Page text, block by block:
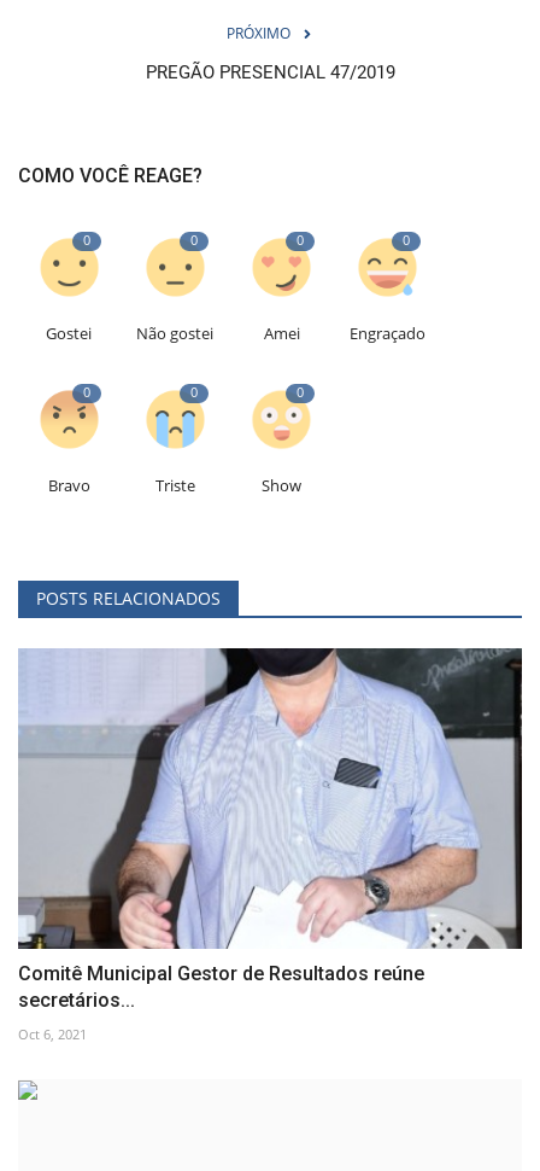
PRÓXIMO
PREGÃO PRESENCIAL 47/2019
COMO VOCÊ REAGE?
0
Gostei
0
Não gostei
0
Amei
0
Engraçado
0
Bravo
0
Triste
0
Show
POSTS RELACIONADOS
Comitê Municipal Gestor de Resultados reúne
secretários...
Oct 6, 2021